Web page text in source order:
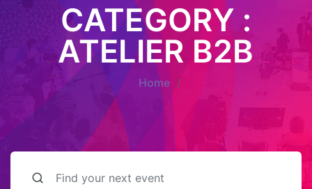
CATEGORY :
ATELIER B2B
Home /